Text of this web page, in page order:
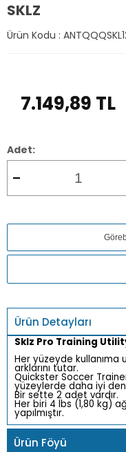
SKLZ
Ürün Kodu :
7.149,89 TL
Adet:
Ürün Detayları
Sklz Pro Training
Her yüzeyde
arklarını tutar.
Quickster Soccer
yüzeylerde daha iyi
Bir sette 2 adet vardır.
Her biri 4 lbs (1,80 kg)
yapılmıştır.
Ürün Föyü